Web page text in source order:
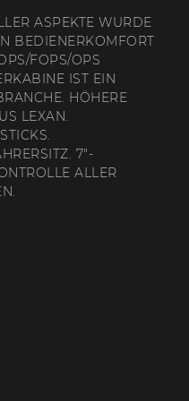
ASPEKTE WURDE
BEDIENERKOMFORT
FOPS/OPS
IST EIN
HÖHERE G
LEXAN. E
L
7″-F
ALLER B